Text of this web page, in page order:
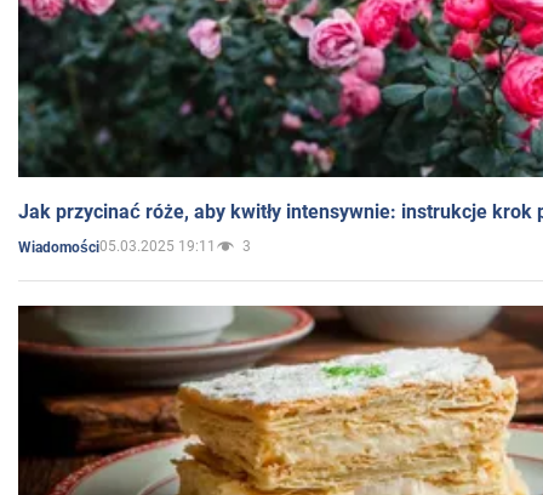
Jak przycinać róże, aby kwitły intensywnie: instrukcje krok
Wiadomości05.03.2025 19:11 3